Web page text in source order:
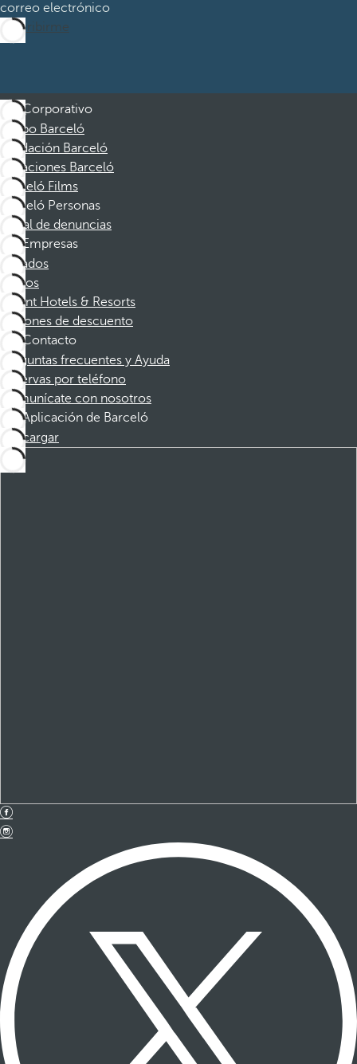
correo electrónico
Suscribirme
Corporativo
Grupo Barceló
Fundación Barceló
Vacaciones Barceló
Barceló Films
Barceló Personas
Canal de denuncias
Empresas
Afiliados
Socios
Dorint Hotels & Resorts
Cupones de descuento
Contacto
Preguntas frecuentes y Ayuda
Reservas por teléfono
Comunícate con nosotros
Aplicación de Barceló
Descargar